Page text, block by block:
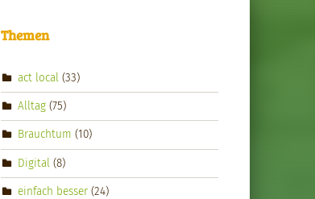
Themen
act local(33)
Alltag(75)
Brauchtum (10)
Digital (8)
einfach besser(24)